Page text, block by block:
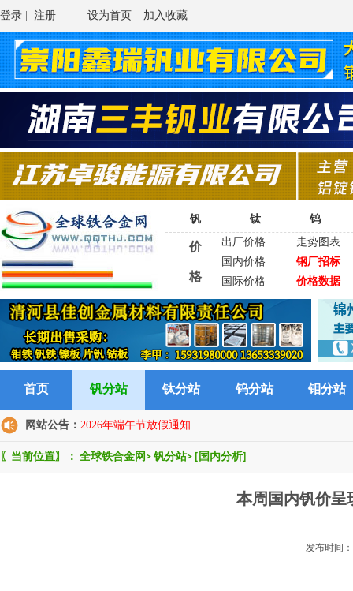
登录 注册 设为首页 加入收藏
钒 钛 钨
价
格
出厂价格
走势图表
国内价格
钢厂招标
国际价格
价格数据
首页 钒分站 钛分站 钨分站 钼分站
网站公告： 2026年端午节放假通知
〖当前位置〗： 全球铁合金网 > 钒分站> [国内分析]
本周国内钒价呈
发布时间